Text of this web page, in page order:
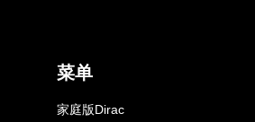
菜单
家庭版Dirac